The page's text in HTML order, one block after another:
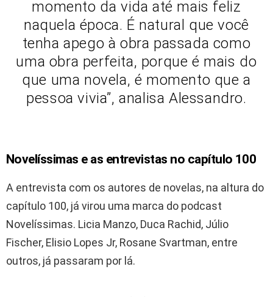
momento da vida até mais feliz
naquela época. É natural que você
tenha apego à obra passada como
uma obra perfeita, porque é mais do
que uma novela, é momento que a
pessoa vivia”, analisa Alessandro.
Novelíssimas e as entrevistas no capítulo 100
A entrevista com os autores de novelas, na altura do
capítulo 100, já virou uma marca do podcast
Novelíssimas. Licia Manzo, Duca Rachid, Júlio
Fischer, Elisio Lopes Jr, Rosane Svartman, entre
outros, já passaram por lá.